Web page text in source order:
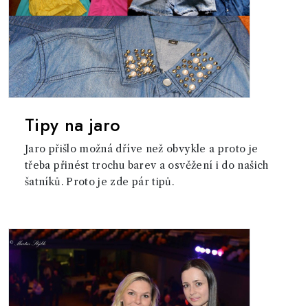
Tipy na jaro
Jaro přišlo možná dříve než obvykle a proto je
třeba přinést trochu barev a osvěžení i do našich
šatníků. Proto je zde pár tipů.